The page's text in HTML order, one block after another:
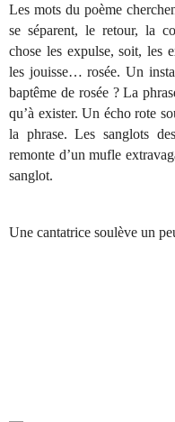
Les mots du poème
se séparent, le retour, la
chose les expulse, soit, les
les jouisse… rosée. Un
baptême de rosée ? La
qu’à exister. Un écho rote
la phrase. Les sanglots
remonte d’un mufle
sanglot.
Une cantatrice soulève un